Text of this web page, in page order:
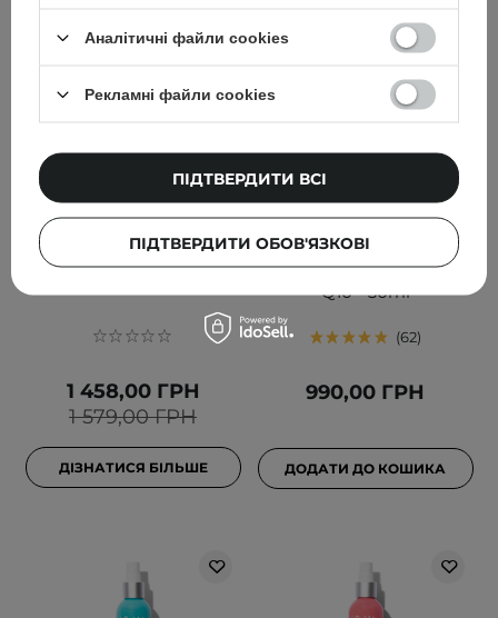
У НАБОРІ ДЕШЕВШЕ
HairTry - Набір «Let It
Calm»
1 579,00 ГРН
1 458,00 ГРН
ДІЗНАТИСЯ БІЛЬШЕ
Timeless - Skin Care -
Coenzyme Q10 Serum -
Сироватка з коензимом
Q10 - 30ml
62
990,00 ГРН
ДОДАТИ ДО КОШИКА
Аналітичні файли cookies
Рекламні файли cookies
ПІДТВЕРДИТИ ОБОВ'ЯЗКОВІ
ПІДТВЕРДИТИ ВСІ